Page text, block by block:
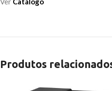
Produtos